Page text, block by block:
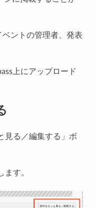
ントの管理者、発表
上にアップロード
見る／編集する」ボ
ます。